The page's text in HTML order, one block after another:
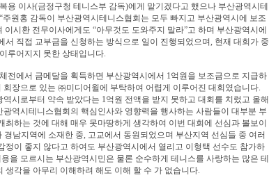
이사(금정구청 테니스부 감독)에게 맡기겠다고 했으나 부산광역시테
원홍 감독이 부산광역시테니스협회는 모두 빠지고 부산광역시에 보조
시환 전무이사에게도 “아무것도 도와주지 말라”고 하며 부산광역시에
직접 교부금을 신청하는 방식으로 일이 진행되었으며, 현재 대회가 중
루어지지 못한 상태입니다.
전에서 금메달을 획득하면 부산광역시에서 1억원을 보조금으로 지급하
장으로 있는 ㈜미디어윌에 부탁하여 어렵게 이루어진 대회였습니다.
시로부터 약속 받았다는 1억원 전액을 받지 못하고 대회를 치렀고 올해
역시테니스협회의 핵심인사와 영향력을 행사하는 사람들이 대부분 부
하는 것에 대해 매우 못마땅하게 생각하여 이번 대회에 선심과 볼보이
남지역에 소재한 중, 고교에서 동원되었으며 부산지역 선심들 중 여러
이 좋지 않다고 하여도 부산광역시에서 열리고 이형택 선수도 참가하
을 모르시는 부산광역시민은 물론 순수하게 테니스를 사랑하는 많은 테
각을 아무리 이해하려 해도 이해 할 수 가 없습니다.